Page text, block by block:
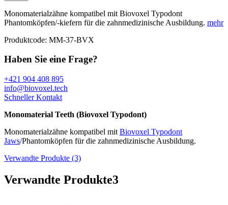
Monomaterialzähne kompatibel mit Biovoxel Typodont
Phantomköpfen/-kiefern für die zahnmedizinische Ausbildung. mehr
Produktcode: MM-37-BVX
Haben Sie eine Frage?
+421 904 408 895
info@biovoxel.tech
Schneller Kontakt
Monomaterial Teeth (Biovoxel Typodont)
Monomaterialzähne kompatibel mit Biovoxel Typodont
Jaws/Phantomköpfen für die zahnmedizinische Ausbildung.
Verwandte Produkte (3)
Verwandte Produkte3